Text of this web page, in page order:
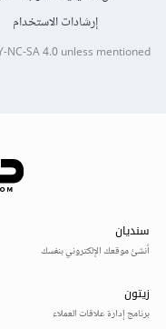
إرشادات الاستخدام
NC-SA 4.0unless mentioned